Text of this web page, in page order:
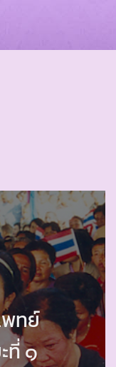
พทย์
ที่ ๑